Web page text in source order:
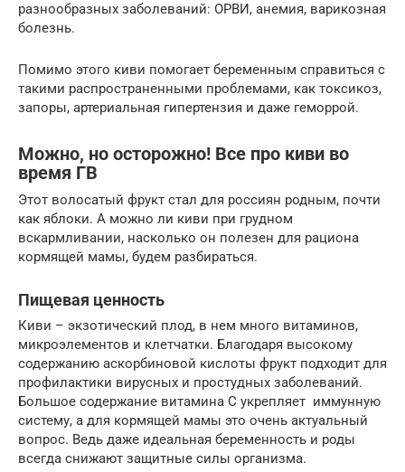
разнообразных заболеваний: ОРВИ, анемия, варикозная
болезнь.
Помимо этого киви помогает беременным справиться с
такими распространенными проблемами, как токсикоз,
запоры, артериальная гипертензия и даже геморрой.
Можно, но осторожно! Все про киви во
время ГВ
Этот волосатый фрукт стал для россиян родным, почти
как яблоки. А можно ли киви при грудном
вскармливании, насколько он полезен для рациона
кормящей мамы, будем разбираться.
Пищевая ценность
Киви – экзотический плод, в нем много витаминов,
микроэлементов и клетчатки. Благодаря высокому
содержанию аскорбиновой кислоты фрукт подходит для
профилактики вирусных и простудных заболеваний.
Большое содержание витамина C укрепляет иммунную
систему, а для кормящей мамы это очень актуальный
вопрос. Ведь даже идеальная беременность и роды
всегда снижают защитные силы организма.